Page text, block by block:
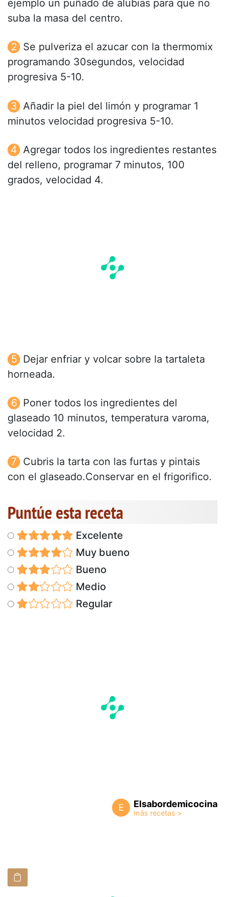
ejemplo un puñado de alubias para que no
suba la masa del centro.
Se pulveriza el azucar con la thermomix
programando 30segundos, velocidad
progresiva 5-10.
Añadir la piel del limón y programar 1
minutos velocidad progresiva 5-10.
Agregar todos los ingredientes restantes
del relleno, programar 7 minutos, 100
grados, velocidad 4.
Dejar enfriar y volcar sobre la tartaleta
horneada.
Poner todos los ingredientes del
glaseado 10 minutos, temperatura varoma,
velocidad 2.
Cubris la tarta con las furtas y pintais
con el glaseado.Conservar en el frigorifico.
Puntúe esta receta
Excelente
Muy bueno
Bueno
Medio
Regular
E Elsabordemicocina